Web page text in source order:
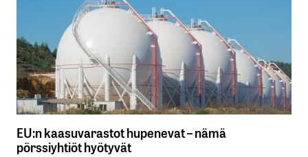
EU:n kaasuvarastot hupenevat – nämä
pörssiyhtiöt hyötyvät